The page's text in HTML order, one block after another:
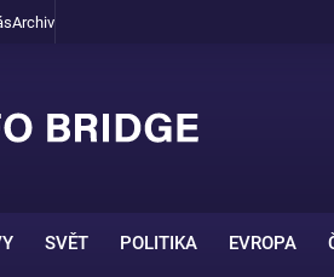
Archiv
SVĚT POLITIKA EVROPA